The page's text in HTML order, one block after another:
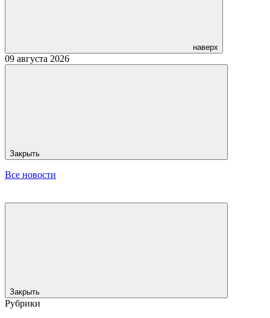
наверх
09 августа 2026
Закрыть
Все новости
Закрыть
Рубрики